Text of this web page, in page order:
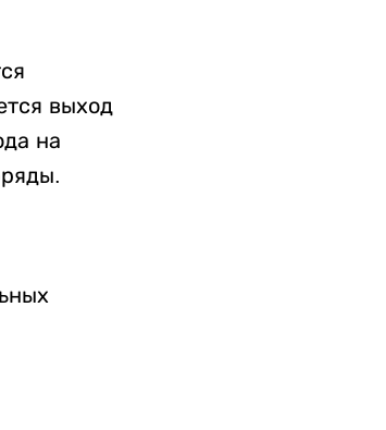
выход
на